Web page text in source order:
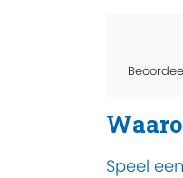
Speel